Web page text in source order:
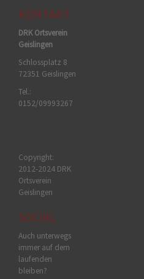
KONTAKT
DRK Ortsverein
Geislingen
Schlossplatz 8
72351 Geislingen
Tel.:
0152/09993267
Copyright:
2012-2024 DRK
Ortsverein
Geislingen
SOCIAL
Auch unterwegs
immer auf dem
laufenden
bleiben?